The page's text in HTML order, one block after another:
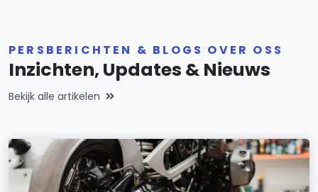
PERSBERICHTEN & BLOGS OVER OSS
Inzichten, Updates & Nieuws
Bekijk alle artikelen